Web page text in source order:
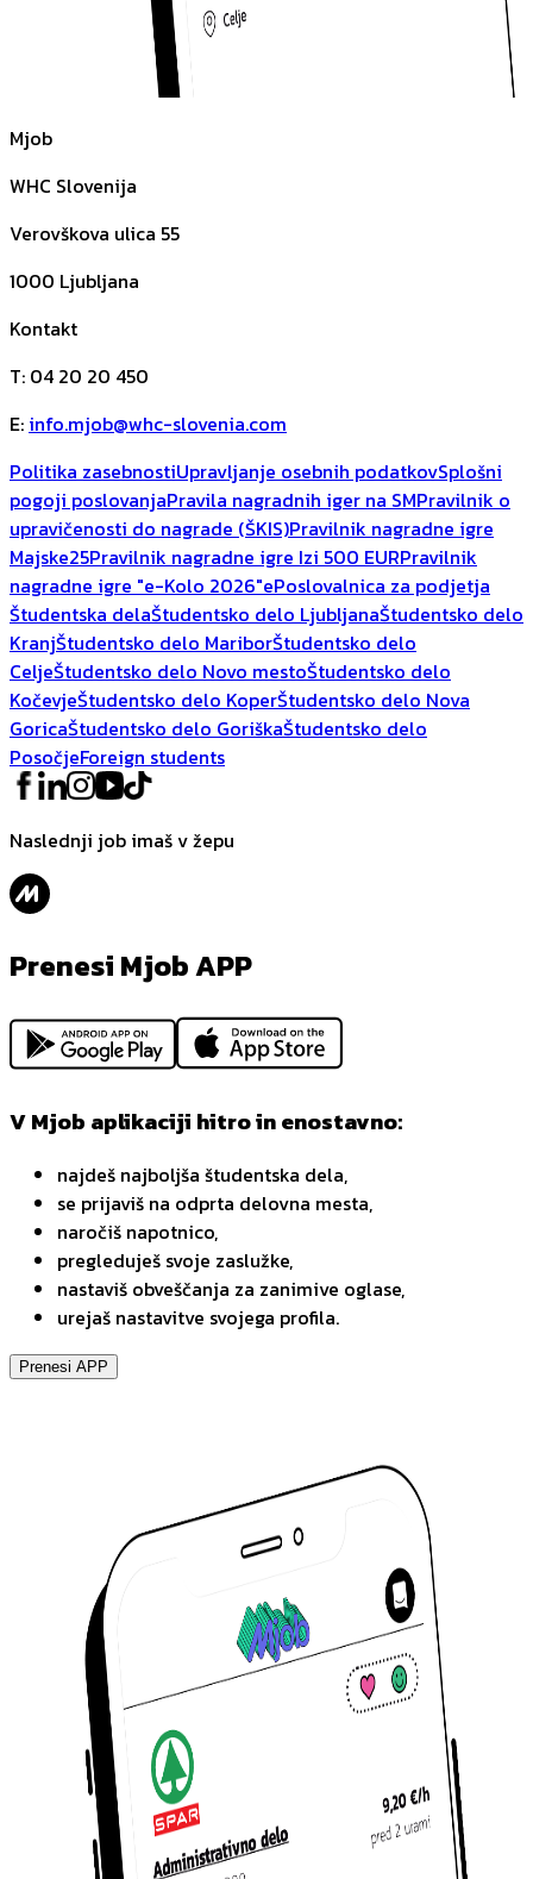
Mjob
WHC Slovenija
Verovškova ulica 55
1000 Ljubljana
Kontakt
T: 04 20 20 450
E: info.mjob@whc-slovenia.com
Politika zasebnostiUpravljanje osebnih podatkovSplošni
pogoji poslovanjaPravila nagradnih iger na SMPravilnik o
upravičenosti do nagrade (ŠKIS)Pravilnik nagradne igre
Majske25Pravilnik nagradne igre Izi 500 EURPravilnik
nagradne igre "e-Kolo 2026"ePoslovalnica za podjetja
Študentska delaŠtudentsko delo LjubljanaŠtudentsko delo
KranjŠtudentsko delo MariborŠtudentsko delo
CeljeŠtudentsko delo Novo mestoŠtudentsko delo
KočevjeŠtudentsko delo KoperŠtudentsko delo Nova
GoricaŠtudentsko delo GoriškaŠtudentsko delo
PosočjeForeign students
Naslednji job imaš v žepu
Prenesi Mjob APP
V Mjob aplikaciji hitro in enostavno:
najdeš najboljša študentska dela,
se prijaviš na odprta delovna mesta,
naročiš napotnico,
pregleduješ svoje zaslužke,
nastaviš obveščanja za zanimive oglase,
urejaš nastavitve svojega profila.
Prenesi APP